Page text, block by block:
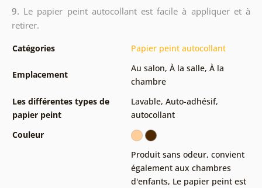
9. Le papier peint autocollant est facile à appliquer et à
retirer.
Catégories Papier peint autocollant
Emplacement
Au salon, À la salle, À la
chambre
Les différentes types de
papier peint
Lavable, Auto-adhésif,
autocollant
Couleur
Produit sans odeur, convient
également aux chambres
d'enfants, Le papier peint est